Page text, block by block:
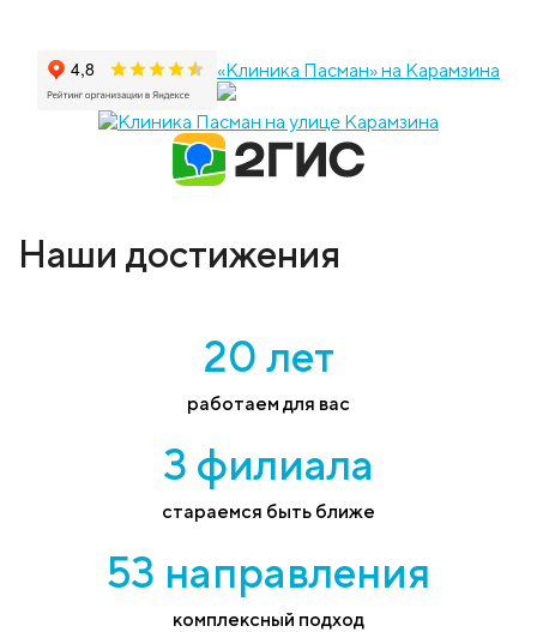
«Клиника Пасман» на Карамзина
Наши достижения
20 лет
работаем для вас
3 филиала
стараемся быть ближе
53 направления
комплексный подход